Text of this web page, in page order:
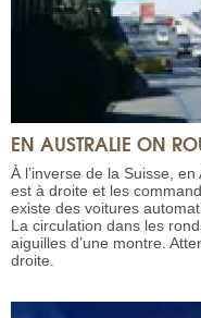
EN AUSTRALIE ON
À l’inverse de la Suisse,
est à droite et les
existe des voitures
La circulation dans les
aiguilles d’une montre.
droite.